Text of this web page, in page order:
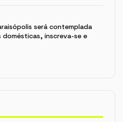
será contemplada
inscreva-se e